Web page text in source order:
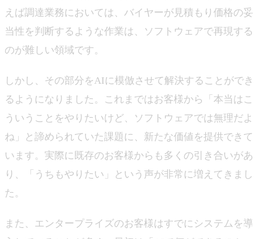
えば調達業務においては、バイヤーが見積もり価格の妥
当性を判断するような作業は、ソフトウェアで再現する
のが難しい領域です。
しかし、その部分をAIに模倣させて解決することができ
るようになりました。これまではお客様から「本当はこ
ういうことをやりたいけど、ソフトウェアでは無理だよ
ね」と諦められていた課題に、新たな価値を提供できて
います。実際に既存のお客様からも多くの引き合いがあ
り、「うちもやりたい」という声が非常に増えてきまし
た。
また、エンタープライズのお客様はすでにシステムを導